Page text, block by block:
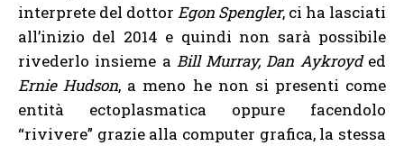
interprete del dottor Egon Spengler, ci ha lasciati
all’inizio del 2014 e quindi non sarà possibile
rivederlo insieme a Bill Murray, Dan Aykroyded
Ernie Hudson, a meno he non si presenti come
entità ectoplasmatica oppure facendolo
“rivivere” grazie alla computer grafica, la stessa